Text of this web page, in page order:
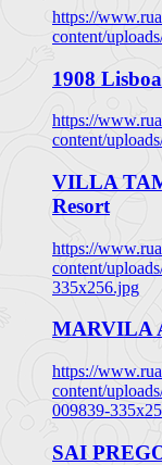
https://
content/
1908
https://
content/
VILLA
Resort
https://
content/
335x256.jpg
MARVILA
https://
content/
009839-
SAI